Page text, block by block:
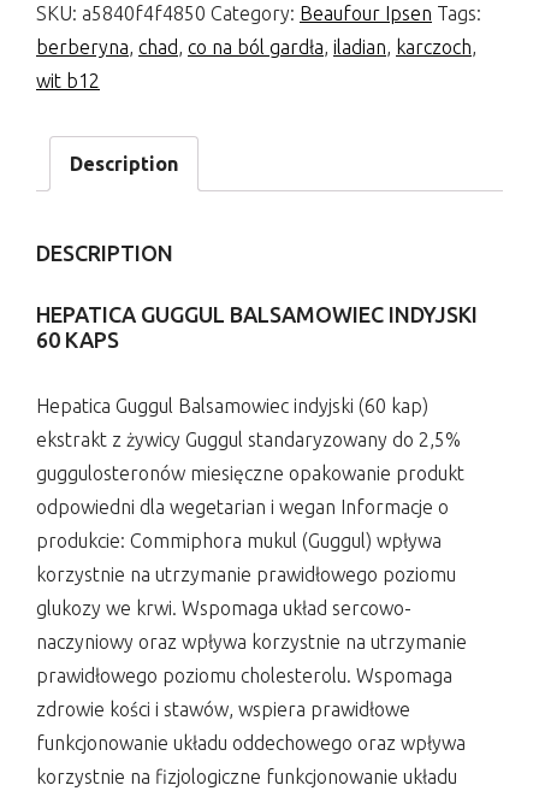
SKU: a5840f4f4850 Category: Beaufour Ipsen Tags:
berberyna, chad, co na ból gardła, iladian, karczoch,
wit b12
Description
DESCRIPTION
HEPATICA GUGGUL BALSAMOWIEC INDYJSKI
60 KAPS
Hepatica Guggul Balsamowiec indyjski (60 kap)
ekstrakt z żywicy Guggul standaryzowany do 2,5%
guggulosteronów miesięczne opakowanie produkt
odpowiedni dla wegetarian i wegan Informacje o
produkcie: Commiphora mukul (Guggul) wpływa
korzystnie na utrzymanie prawidłowego poziomu
glukozy we krwi. Wspomaga układ sercowo-
naczyniowy oraz wpływa korzystnie na utrzymanie
prawidłowego poziomu cholesterolu. Wspomaga
zdrowie kości i stawów, wspiera prawidłowe
funkcjonowanie układu oddechowego oraz wpływa
korzystnie na fizjologiczne funkcjonowanie układu